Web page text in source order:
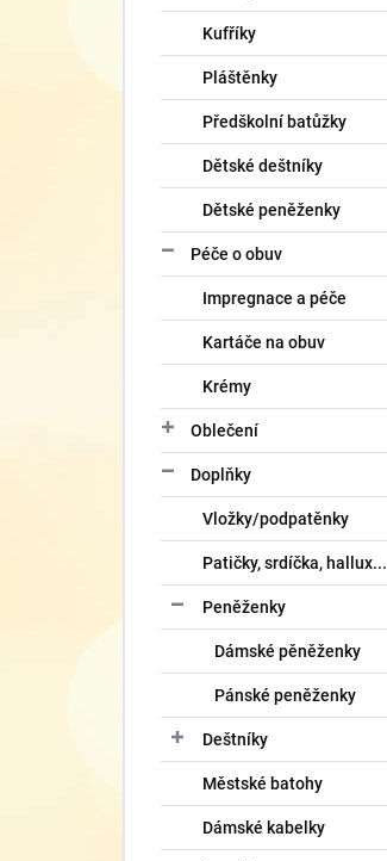
Kufříky
Pláštěnky
Předškolní batůžky
Dětské deštníky
Dětské peněženky
Péče o obuv
Impregnace a péče
Kartáče na obuv
Krémy
Oblečení
Doplňky
Vložky/podpatěnky
Patičky, srdíčka, hallux...
Peněženky
Dámské pěněženky
Pánské peněženky
Deštníky
Městské batohy
Dámské kabelky